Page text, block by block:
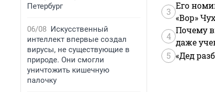
Петербург
06/08 Искусственный
интеллект впервые создал
вирусы, не существующие в
природе. Они смогли
уничтожить кишечную
палочку
3
Его
«Вор»
4
Почему
даже
5 «Дед